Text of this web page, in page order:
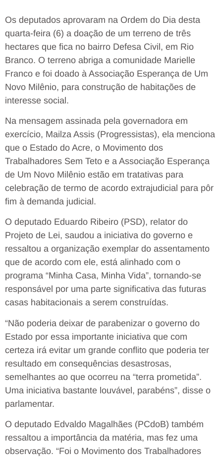
Os deputados aprovaram na Ordem do Dia desta
quarta-feira (6) a doação de um terreno de três
hectares que fica no bairro Defesa Civil, em Rio
Branco. O terreno abriga a comunidade Marielle
Franco e foi doado à Associação Esperança de Um
Novo Milênio, para construção de habitações de
interesse social.
Na mensagem assinada pela governadora em
exercício, Mailza Assis (Progressistas), ela menciona
que o Estado do Acre, o Movimento dos
Trabalhadores Sem Teto e a Associação Esperança
de Um Novo Milênio estão em tratativas para
celebração de termo de acordo extrajudicial para pôr
fim à demanda judicial.
O deputado Eduardo Ribeiro (PSD), relator do
Projeto de Lei, saudou a iniciativa do governo e
ressaltou a organização exemplar do assentamento
que de acordo com ele, está alinhado com o
programa “Minha Casa, Minha Vida”, tornando-se
responsável por uma parte significativa das futuras
casas habitacionais a serem construídas.
“Não poderia deixar de parabenizar o governo do
Estado por essa importante iniciativa que com
certeza irá evitar um grande conflito que poderia ter
resultado em consequências desastrosas,
semelhantes ao que ocorreu na “terra prometida”.
Uma iniciativa bastante louvável, parabéns”, disse o
parlamentar.
O deputado Edvaldo Magalhães (PCdoB) também
ressaltou a importância da matéria, mas fez uma
observação. “Foi o Movimento dos Trabalhadores